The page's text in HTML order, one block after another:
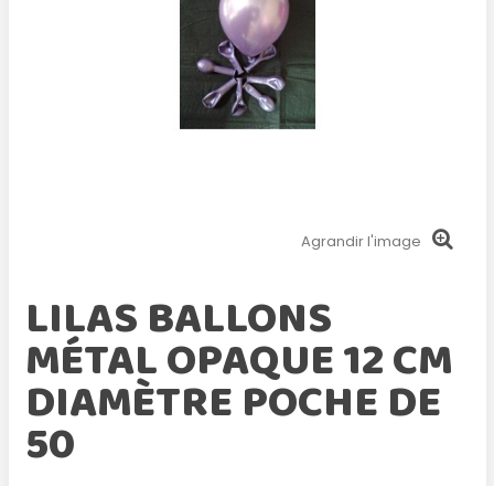
Agrandir l'image
LILAS BALLONS
MÉTAL OPAQUE 12 CM
DIAMÈTRE POCHE DE
50